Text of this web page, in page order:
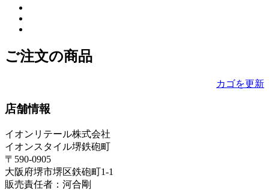
ご注文の商品
カゴを更新
店舗情報
イオンリテール株式会社
イオンスタイル堺鉄砲町
〒590-0905
大阪府堺市堺区鉄砲町1-1
販売責任者：河合剛